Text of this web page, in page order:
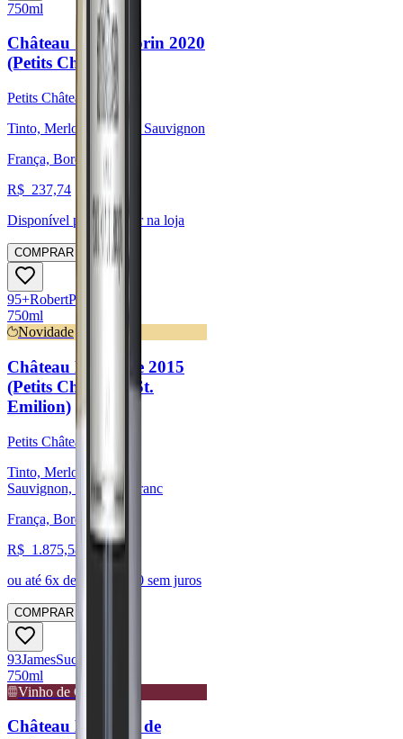
750ml
Château Saint-Florin 2020
(Petits Châteaux)
Petits Châteaux
Tinto, Merlot, Cabernet Sauvignon
França, Bordeaux
R$ 237,74
Disponível para: Retirar na loja
COMPRAR
95+RobertParker
750ml
Novidade
Château La Clotte 2015
(Petits Château - St.
Emilion)
Petits Châteaux
Tinto, Merlot, Cabernet
Sauvignon, Cabernet Franc
França, Bordeaux
R$ 1.875,58
ou até 6x de R$ 312,60 sem juros
COMPRAR
93JamesSuckling
750ml
Vinho de Guarda
Château La Fleur de